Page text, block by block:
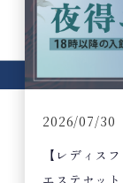
2026/07/30
【レディ